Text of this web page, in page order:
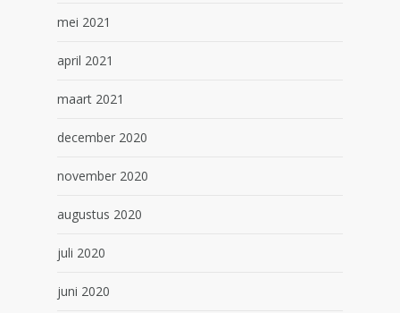
mei 2021
april 2021
maart 2021
december 2020
november 2020
augustus 2020
juli 2020
juni 2020